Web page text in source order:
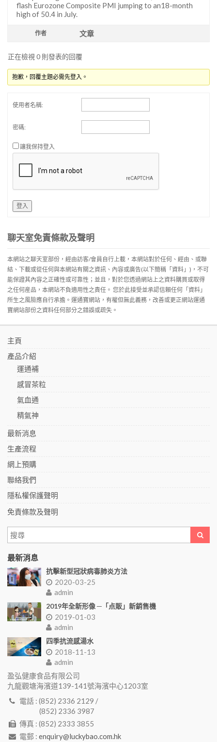
flash Eurozone Composite PMI jumping to an18-month
high of 50.4 in July.
作者 文章
正在檢視 0 則發表的回覆
抱歉，回覆主題必需先登入。
使用者名稱:
密碼:
讓我保持登入
登入
聊天室免責條款及聲明
本網站之聊天室部份，經由訪客/會員自行上載，本網站對於任何、經由、或聯
結、下載或從任何與本網站有關之資訊、內容或廣告(以下簡稱「資料」)，不可
能保證其內容之正確性或可靠性；並且，對於您透過網站上之資料購買或取得
之任何産品，本網站不負適用性之責任。 您於此接受並承認信賴任何「資料」
所生之風險應自行承擔。運通寶網站，有權但無此義務，改善或更正網站運通
寶網站部份之資料任何部分之錯誤或疏失。
主頁
產品介紹
運通補
感冒茶粒
氣血通
精氣神
最新消息
生產流程
網上預購
聯絡我們
隱私權保護聲明
免責條款及聲明
最新消息
抗擊新型冠狀病毒肺炎方法
2020-03-25
admin
2019年全新形像 ─「点販」新銷售機
2019-01-03
admin
四季抗流感湯水
2018-11-13
admin
盈弘健康食品有限公司
九龍觀塘海濱道139-141號海濱中心1203室
電話 : (852) 2336 2129 /
(852) 2336 3987
傳真 : (852) 2333 3855
電郵 : enquiry@luckybao.com.hk